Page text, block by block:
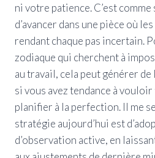
ni votre patience. C’est comme
d’avancer dans une pièce où
rendant chaque pas incertain.
zodiaque qui cherchent à
au travail, cela peut générer
si vous avez tendance à
planifier à la perfection. Il me
stratégie aujourd’hui est
d’observation active, en